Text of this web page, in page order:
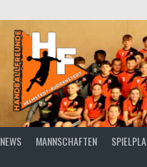
NEWS MANNSCHAFTEN